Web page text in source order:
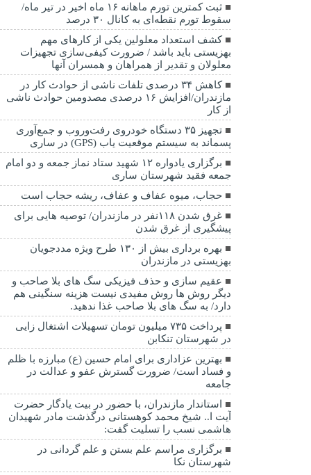
ثبت کمترین تورم ماهانه ۱۶ ماه اخیر در تیر ماه/
سقوط تورم نقطه‌ای به کانال ۳۰ درصد
کشف استعداد معلولین یکی از کارهای مهم
بهزیستی باید باشد / ضرورت کیفی‌سازی تجهیزات
معلولان و تقدیر از همراهان و همسران آنها
کاهش ۳۴ درصدی تلفات ناشی از حوادث كار در
مازندران/افزایش ۱۶ درصدی مصدومین حوادث ناشی
از کار
تجهیز ۳۵ دستگاه خودروی رفت‌وروب و جمع‌آوری
پسماند به سیستم موقعیت یاب (GPS) در ساری
برگزاری یادواره ۱۲ شهید ستاد نماز جمعه و دو امام
جمعه فقید شهرستان ساری
حجاب، میوه عفاف و عفاف، ریشه حجاب است
غرق شدن ۱۱۸نفر در مازندران/ توصيه هايی برای
پيشگيری از غرق شدن
بهره برداری بیش از ۱۳۰ طرح ویژه مددجویان
بهزیستی در مازندران
عقیم سازی و حذف فیزیکی سگ های بلا صاحب و
دیگر روش ها روش مفیدی نیست هزینه سنگینی هم
دارد/ به سگ های بلا صاحب غذا ندهید.
پرداخت ۷۳۵ میلیون تومان تسهیلات اشتغال زایی
در شهرستان تنکابن
بهترین عزاداری برای امام حسین (ع) مبارزه با ظلم
و فساد است/ ضرورت گسترش عفو و عدالت در
جامعه
استاندار مازندران، با حضور در بیت یادگار حضرت
آیت ا.. شیخ محمد کوهستانی درگذشت مادر شهیدان
هاشمی نسب را تسلیت گفت:
برگزاری مراسم علم بستن و علم گردانی در
شهرستان نکا